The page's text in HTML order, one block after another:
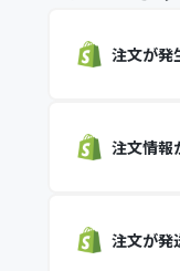
注文が発
注文情報
注文が発